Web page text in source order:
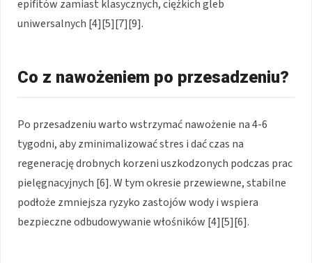
epifitów zamiast klasycznych, ciężkich gleb
uniwersalnych [4][5][7][9].
Co z nawożeniem po przesadzeniu?
Po przesadzeniu warto wstrzymać nawożenie na 4-6
tygodni, aby zminimalizować stres i dać czas na
regenerację drobnych korzeni uszkodzonych podczas prac
pielęgnacyjnych [6]. W tym okresie przewiewne, stabilne
podłoże zmniejsza ryzyko zastojów wody i wspiera
bezpieczne odbudowywanie włośników [4][5][6].